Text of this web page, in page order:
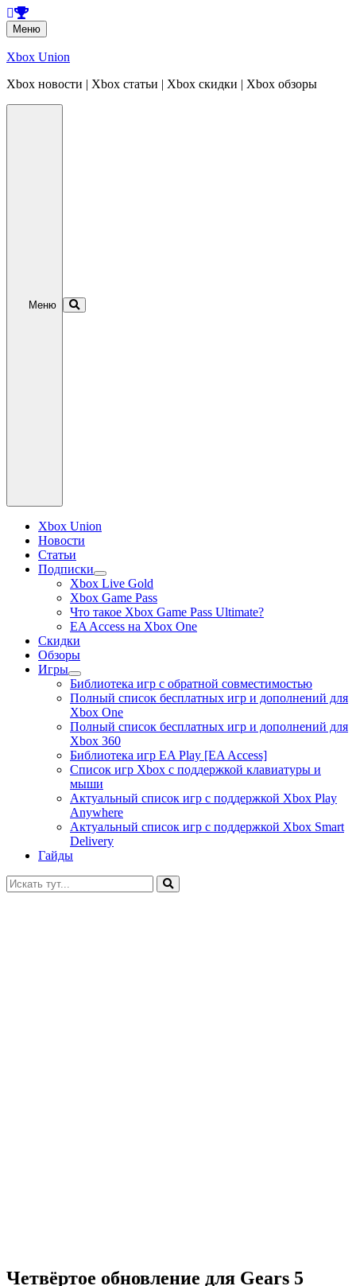
Меню Перейти
к
содержанию
Xbox Union
Xbox новости | Xbox статьи | Xbox скидки | Xbox обзоры
Меню
Xbox Union
Новости
Статьи
Подписки
раскрыть
дочернее
меню
Xbox Live Gold
Xbox Game Pass
Что такое Xbox Game Pass Ultimate?
EA Access на Xbox One
Скидки
Обзоры
Игры
раскрыть
дочернее
меню
Библиотека игр с обратной совместимостью
Полный список бесплатных игр и дополнений для
Xbox One
Полный список бесплатных игр и дополнений для
Xbox 360
Библиотека игр EA Play [EA Access]
Список игр Xbox c поддержкой клавиатуры и
мыши
Актуальный список игр с поддержкой Xbox Play
Anywhere
Актуальный список игр с поддержкой Xbox Smart
Delivery
Гайды
Искать:
Четвёртое обновление для Gears 5